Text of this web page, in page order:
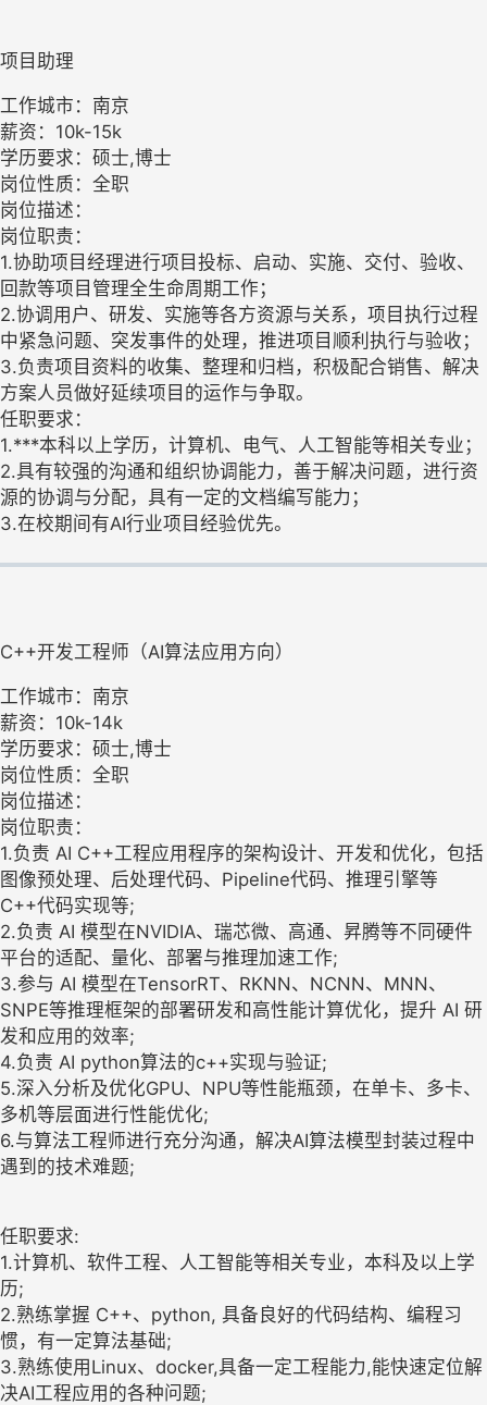
项目助理
工作城市：南京
薪资：10k-15k
学历要求：硕士,博士
岗位性质：全职
岗位描述：
岗位职责：
1.协助项目经理进行项目投标、启动、实施、交付、验收、
回款等项目管理全生命周期工作；
2.协调用户、研发、实施等各方资源与关系，项目执行过程
中紧急问题、突发事件的处理，推进项目顺利执行与验收；
3.负责项目资料的收集、整理和归档，积极配合销售、解决
方案人员做好延续项目的运作与争取。
任职要求：
1.***本科以上学历，计算机、电气、人工智能等相关专业；
2.具有较强的沟通和组织协调能力，善于解决问题，进行资
源的协调与分配，具有一定的文档编写能力；
3.在校期间有AI行业项目经验优先。
C++开发工程师（AI算法应用方向）
工作城市：南京
薪资：10k-14k
学历要求：硕士,博士
岗位性质：全职
岗位描述：
岗位职责：
1.负责 AI C++工程应用程序的架构设计、开发和优化，包括
图像预处理、后处理代码、Pipeline代码、推理引擎等
C++代码实现等;
2.负责 AI 模型在NVIDIA、瑞芯微、高通、昇腾等不同硬件
平台的适配、量化、部署与推理加速工作;
3.参与 AI 模型在TensorRT、RKNN、NCNN、MNN、
SNPE等推理框架的部署研发和高性能计算优化，提升 AI 研
发和应用的效率;
4.负责 AI python算法的c++实现与验证;
5.深入分析及优化GPU、NPU等性能瓶颈，在单卡、多卡、
多机等层面进行性能优化;
6.与算法工程师进行充分沟通，解决AI算法模型封装过程中
遇到的技术难题;
任职要求:
1.计算机、软件工程、人工智能等相关专业，本科及以上学
历;
2.熟练掌握 C++、python, 具备良好的代码结构、编程习
惯，有一定算法基础;
3.熟练使用Linux、docker,具备一定工程能力,能快速定位解
决AI工程应用的各种问题;